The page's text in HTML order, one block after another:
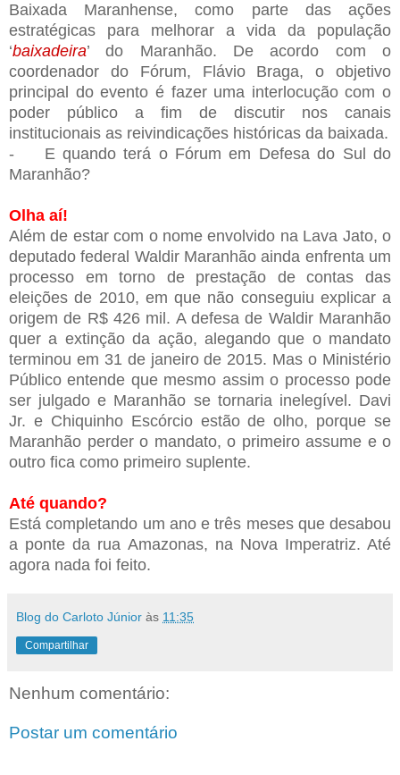
Baixada Maranhense, como parte das ações
estratégicas para melhorar a vida da população
‘baixadeira’ do Maranhão. De acordo com o
coordenador do Fórum, Flávio Braga, o objetivo
principal do evento é fazer uma interlocução com o
poder público a fim de discutir nos canais
institucionais as reivindicações históricas da baixada.
- E quando terá o Fórum em Defesa do Sul do
Maranhão?
Olha aí!
Além de estar com o nome envolvido na Lava Jato, o
deputado federal Waldir Maranhão ainda enfrenta um
processo em torno de prestação de contas das
eleições de 2010, em que não conseguiu explicar a
origem de R$ 426 mil. A defesa de Waldir Maranhão
quer a extinção da ação, alegando que o mandato
terminou em 31 de janeiro de 2015. Mas o Ministério
Público entende que mesmo assim o processo pode
ser julgado e Maranhão se tornaria inelegível. Davi
Jr. e Chiquinho Escórcio estão de olho, porque se
Maranhão perder o mandato, o primeiro assume e o
outro fica como primeiro suplente.
Até quando?
Está completando um ano e três meses que desabou
a ponte da rua Amazonas, na Nova Imperatriz. Até
agora nada foi feito.
Blog do Carloto Júnior às 11:35
Compartilhar
Nenhum comentário:
Postar um comentário